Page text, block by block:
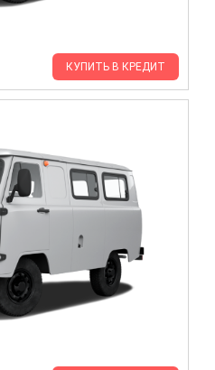
КУПИТЬ В КРЕДИТ